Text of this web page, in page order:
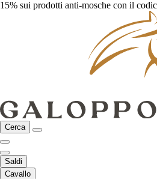
15% sui prodotti anti-mosche con il
Cerca
Saldi
Cavallo